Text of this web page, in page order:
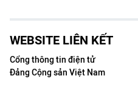
WEBSITE LIÊN KẾT
Cổng thông tin điện tử
Đảng Cộng sản Việt Nam